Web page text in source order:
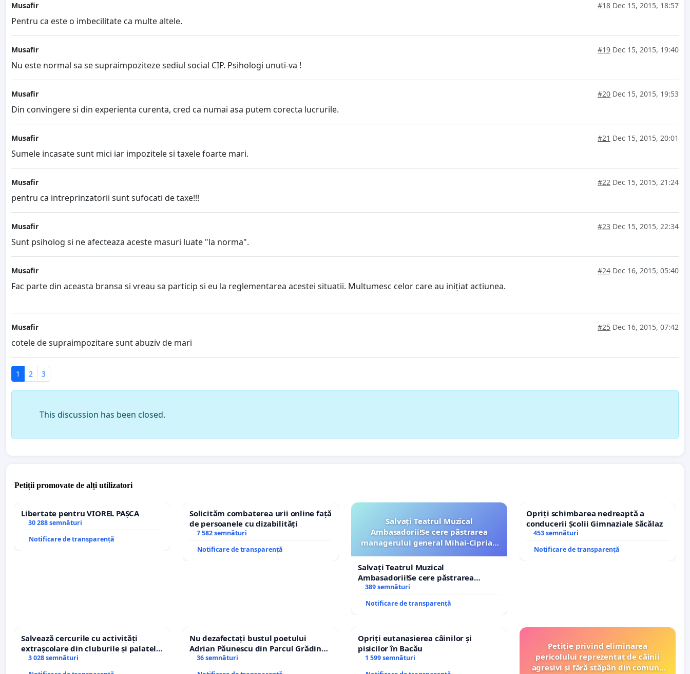
Musafir #18 Dec 15, 2015, 18:57
Pentru ca este o imbecilitate ca multe altele.
Musafir #19 Dec 15, 2015, 19:40
Nu este normal sa se supraimpoziteze sediul social CIP. Psihologi unuti-va !
Musafir #20 Dec 15, 2015, 19:53
Din convingere si din experienta curenta, cred ca numai asa putem corecta lucrurile.
Musafir #21 Dec 15, 2015, 20:01
Sumele incasate sunt mici iar impozitele si taxele foarte mari.
Musafir #22 Dec 15, 2015, 21:24
pentru ca intreprinzatorii sunt sufocati de taxe!!!
Musafir #23 Dec 15, 2015, 22:34
Sunt psiholog si ne afecteaza aceste masuri luate "la norma".
Musafir #24 Dec 16, 2015, 05:40
Fac parte din aceasta bransa si vreau sa particip si eu la reglementarea acestei situatii. Multumesc celor care au inițiat actiunea.
Musafir #25 Dec 16, 2015, 07:42
cotele de supraimpozitare sunt abuziv de mari
1 2 3
This discussion has been closed.
Petiții promovate de alți utilizatori
Libertate pentru VIOREL PAȘCA
30 288 semnături
Notificare de transparență
Solicităm combaterea urii online față
de persoanele cu dizabilități
7 582 semnături
Notificare de transparență
Salvați Teatrul Muzical
Ambasadorii!Se cere păstrarea
managerului general Mihai-Ciprian
Salvați Teatrul Muzical
Ambasadorii!Se cere păstrarea
managerului general Mihai-Ciprian
389 semnături
Notificare de transparență
Opriți schimbarea nedreaptă a
conducerii Școlii Gimnaziale Săcălaz
453 semnături
Notificare de transparență
Salvează cercurile cu activități
extrașcolare din cluburile și palatele
copiilor
3 028 semnături
Nu dezafectați bustul poetului
Adrian Păunescu din Parcul Grădina
Icoanei! Stop cenzurii culturale!
36 semnături
Opriți eutanasierea câinilor și
pisicilor în Bacău
1 599 semnături
Petiție privind eliminarea
pericolului reprezentat de câinii
agresivi și fără stăpân din comuna